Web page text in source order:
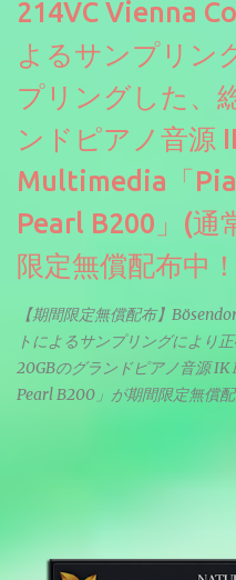
214VC Vienna
よるサンプリン
プリングした、
ンドピアノ音源
Multimedia「
Pearl B200」(通
限定無償配布中！
【期間限定無償配布】
トによるサンプリングにより
20GBのグランドピアノ音源
Pearl B200」が期間限定無償配